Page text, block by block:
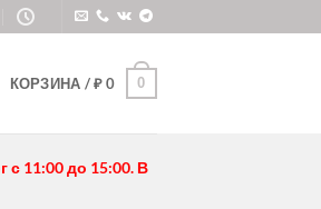
КОРЗИНА /₽0 0
с 11:00 до 15:00. В